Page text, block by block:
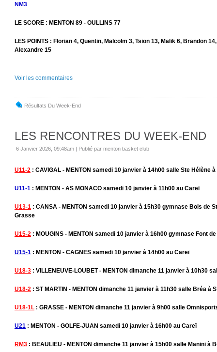
NM3
LE SCORE : MENTON 89 - OULLINS 77
LES POINTS : Florian 4, Quentin, Malcolm 3, Tsion 13, Malik 6, Brandon
Alexandre 15
Voir les commentaires
Résultats Du Week-End
LES RENCONTRES DU WEEK-END
6 Janvier 2026, 09:48am | Publié par menton basket club
U11-2 : CAVIGAL - MENTON samedi 10 janvier à 14h00 salle Ste Hélène
U11-1 : MENTON - AS MONACO samedi 10 janvier à 11h00 au Careï
U13-1 : CANSA - MENTON samedi 10 janvier à 15h30 gymnase Bois de
Grasse
U15-2 : MOUGINS - MENTON samedi 10 janvier à 16h00 gymnase Font
U15-1 : MENTON - CAGNES samedi 10 janvier à 14h00 au Careï
U18-3 : VILLENEUVE-LOUBET - MENTON dimanche 11 janvier à 10h30
U18-2 : ST MARTIN - MENTON dimanche 11 janvier à 11h30 salle Bréa à
U18-1L : GRASSE - MENTON dimanche 11 janvier à 9h00 salle
U21 : MENTON - GOLFE-JUAN samedi 10 janvier à 16h00 au Careï
RM3 : BEAULIEU - MENTON dimanche 11 janvier à 15h00 salle Manini à